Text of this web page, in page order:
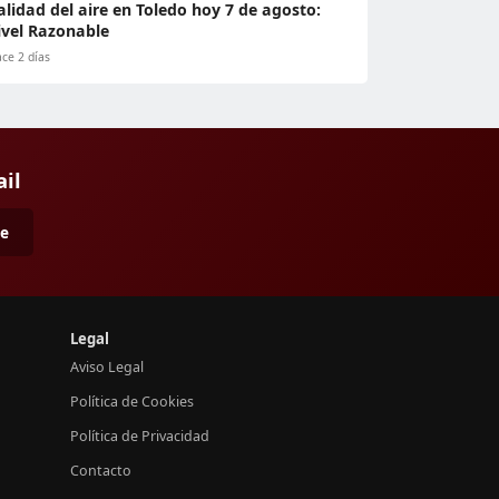
del aire en Toledo hoy 7 de agosto:
Razonable
2 días
Legal
Aviso Legal
Política de Cookies
Política de Privacidad
Contacto